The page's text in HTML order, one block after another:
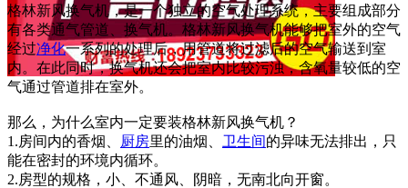
格林新风换气机，是一个独立的空气处理系统，主要组成部分
有各类通气管道、换气机。格林新风换气机能够把室外的空气
经过净化一系列的处理后，用管道将过滤后的空气输送到室
内。在此同时，换气机还会把室内比较污浊，含氧量较低的空
气通过管道排在室外。
那么，为什么室内一定要装格林新风换气机？
1.房间内的香烟、
厨房里的油烟、 卫生间的异味无法排出，只
能在密封的环境内循环。
2.房型的规格，小、不通风、阴暗，无南北向开窗。